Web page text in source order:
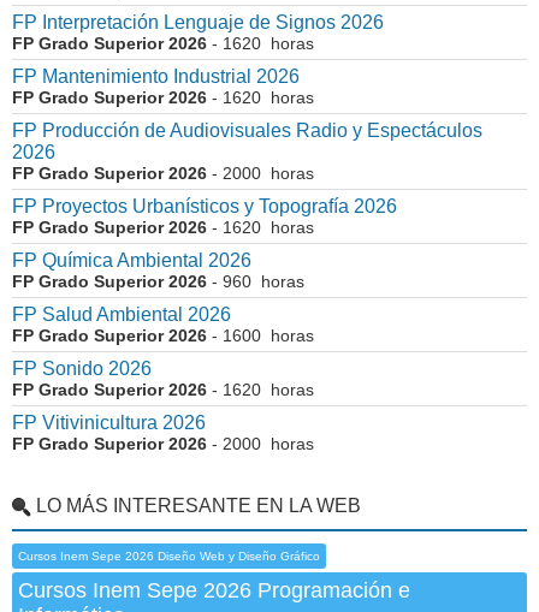
FP Interpretación Lenguaje de Signos 2026
FP Grado Superior 2026 - 1620 horas
FP Mantenimiento Industrial 2026
FP Grado Superior 2026 - 1620 horas
FP Producción de Audiovisuales Radio y Espectáculos
2026
FP Grado Superior 2026 - 2000 horas
FP Proyectos Urbanísticos y Topografía 2026
FP Grado Superior 2026 - 1620 horas
FP Química Ambiental 2026
FP Grado Superior 2026 - 960 horas
FP Salud Ambiental 2026
FP Grado Superior 2026 - 1600 horas
FP Sonido 2026
FP Grado Superior 2026 - 1620 horas
FP Vitivinicultura 2026
FP Grado Superior 2026 - 2000 horas
LO MÁS INTERESANTE EN LA WEB
Cursos Inem Sepe 2026 Diseño Web y Diseño Gráfico
Cursos Inem Sepe 2026 Programación e